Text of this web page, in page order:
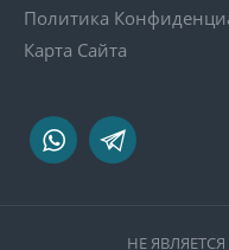
Политика
Карта Сайта
НЕ